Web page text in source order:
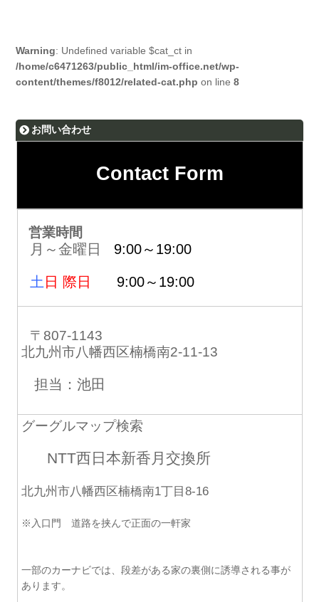
Warning: Undefined variable $cat_ct in
/home/c6471263/public_html/im-office.net/wp-
content/themes/f8012/related-cat.php on line8
お問い合わせ
Contact Form
営業時間
月～金曜日 9:00～19:00
土 日 際日 9:00～19:00
〒807-1143
北九州市八幡西区楠橋南2-11-13
担当：池田
グーグルマップ検索
NTT西日本新香月交換所
北九州市八幡西区楠橋南1丁目8-16
※入口門 道路を挟んで正面の一軒家
一部のカーナビでは、段差がある家の裏側に誘導される事が
あります。